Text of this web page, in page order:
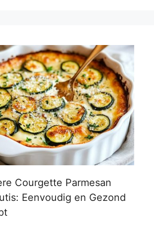
Courgette Parmesan
Eenvoudig en Gezond